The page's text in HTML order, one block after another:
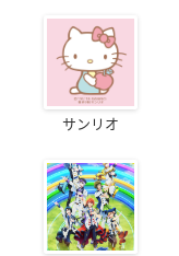
サンリオ